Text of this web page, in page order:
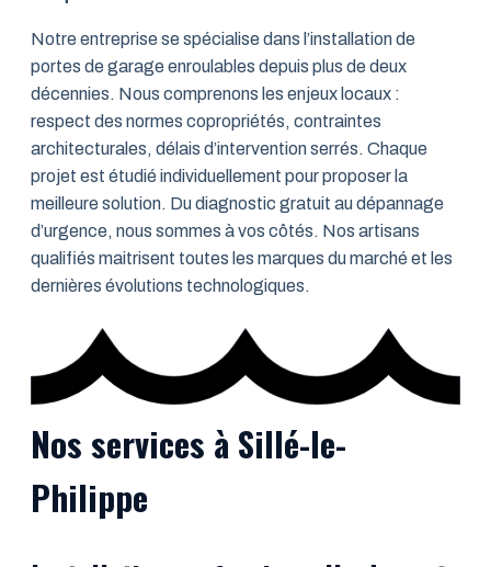
Notre entreprise se spécialise dans l’installation de
portes de garage enroulables depuis plus de deux
décennies. Nous comprenons les enjeux locaux :
respect des normes copropriétés, contraintes
architecturales, délais d’intervention serrés. Chaque
projet est étudié individuellement pour proposer la
meilleure solution. Du diagnostic gratuit au dépannage
d’urgence, nous sommes à vos côtés. Nos artisans
qualifiés maitrisent toutes les marques du marché et les
dernières évolutions technologiques.
Nos services à Sillé-le-
Philippe